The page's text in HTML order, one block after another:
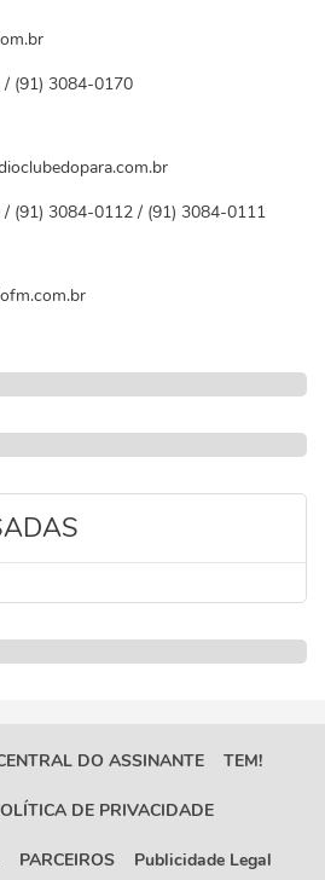
/ (91) 3084-0170
(91) 3084-0112 / (91) 3084-0111
DO ASSINANTE TEM!
DE PRIVACIDADE
PARCEIROS Publicidade Legal